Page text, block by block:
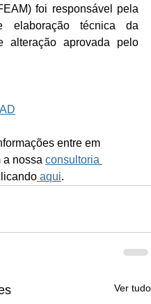
foi responsável pela
elaboração técnica da
alteração aprovada pelo
entre em
a nossa consultoria
aqui.
Ver tudo